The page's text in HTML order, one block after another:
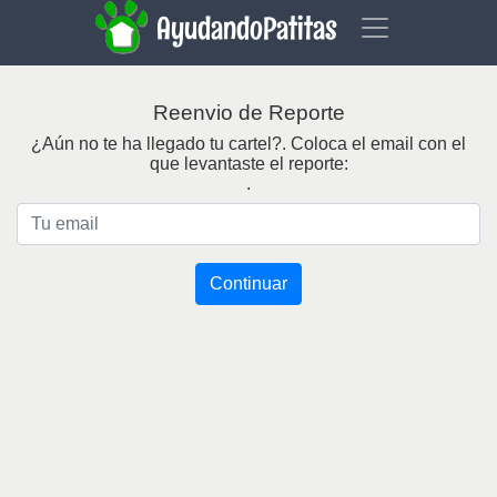
AyudandoPatitas
Reenvio de Reporte
¿Aún no te ha llegado tu cartel?. Coloca el email con el
que levantaste el reporte:
.
Continuar